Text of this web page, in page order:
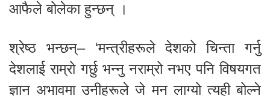
आफैले बोलेका हुन्छन् ।
श्रेष्ठ भन्छन्– ‘मन्त्रीहरूले देशको चिन्ता गर्नु
देशलाई राम्रो गर्छु भन्नु नराम्रो नभए पनि विषयगत
ज्ञान अभावमा उनीहरूले जे मन लाग्यो त्यही बोल्ने